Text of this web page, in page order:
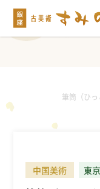
筆筒（ひ
中国美術
東